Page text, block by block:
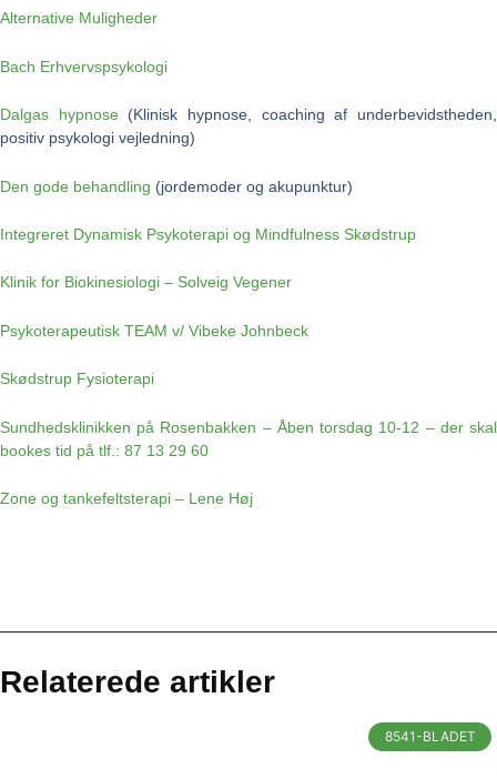
Alternative Muligheder
Bach Erhvervspsykologi
Dalgas hypnose (Klinisk hypnose, coaching af underbevidstheden,
positiv psykologi vejledning)
Den gode behandling (jordemoder og akupunktur)
Integreret Dynamisk Psykoterapi og Mindfulness Skødstrup
Klinik for Biokinesiologi – Solveig Vegener
Psykoterapeutisk TEAM v/ Vibeke Johnbeck
Skødstrup Fysioterapi
Sundhedsklinikken på Rosenbakken – Åben torsdag 10-12 – der skal
bookes tid på tlf.: 87 13 29 60
Zone og tankefeltsterapi – Lene Høj
Relaterede artikler
8541-BLADET